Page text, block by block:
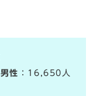
男性 ：16,650人